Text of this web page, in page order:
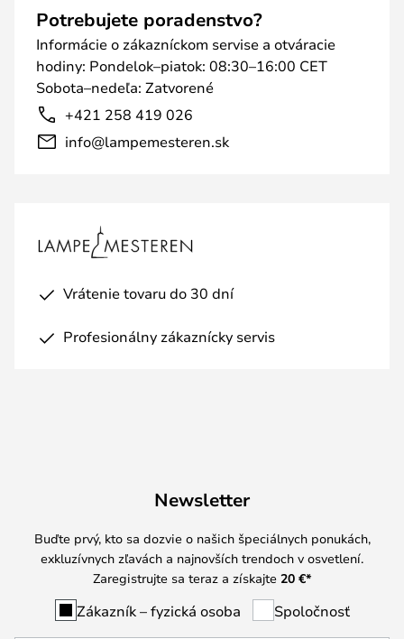
Potrebujete poradenstvo?
Informácie o zákazníckom servise a otváracie
hodiny: Pondelok–piatok: 08:30–16:00 CET
Sobota–nedeľa: Zatvorené
+421 258 419 026
info@lampemesteren.sk
Vrátenie tovaru do 30 dní
Profesionálny zákaznícky servis
Newsletter
Buďte prvý, kto sa dozvie o našich špeciálnych ponukách,
exkluzívnych zľavách a najnovších trendoch v osvetlení.
Zaregistrujte sa teraz a získajte 20 €*
Zákazník – fyzická osoba Spoločnosť